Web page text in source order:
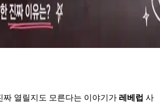
짜 열릴지도 모른다는 이야기가 레베럽 사